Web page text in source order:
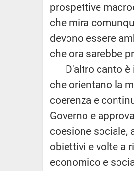
prospettive
che mira
devono essere
che ora sarebbe
D'altro canto è
che orientano la
coerenza e
Governo e
coesione sociale,
obiettivi e volte a
economico e